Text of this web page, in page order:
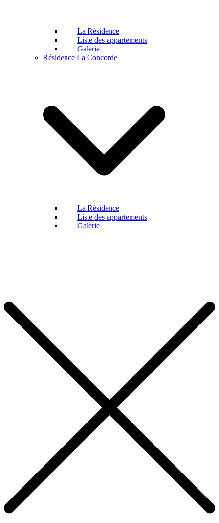
La Résidence
Liste des appartements
Galerie
Résidence La Concorde
La Résidence
Liste des appartements
Galerie